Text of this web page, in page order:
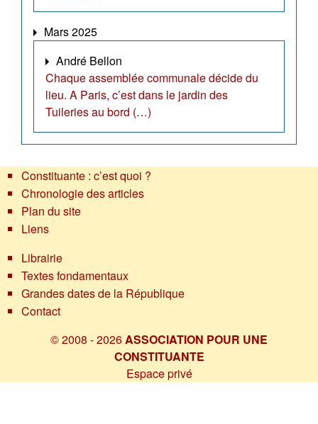
Mars 2025
André Bellon
Chaque assemblée communale décide du
lieu. A Paris, c’est dans le jardin des
Tuileries au bord (…)
Constituante : c’est quoi ?
Chronologie des articles
Plan du site
Liens
Librairie
Textes fondamentaux
Grandes dates de la République
Contact
© 2008 - 2026 ASSOCIATION POUR UNE
CONSTITUANTE
Espace privé